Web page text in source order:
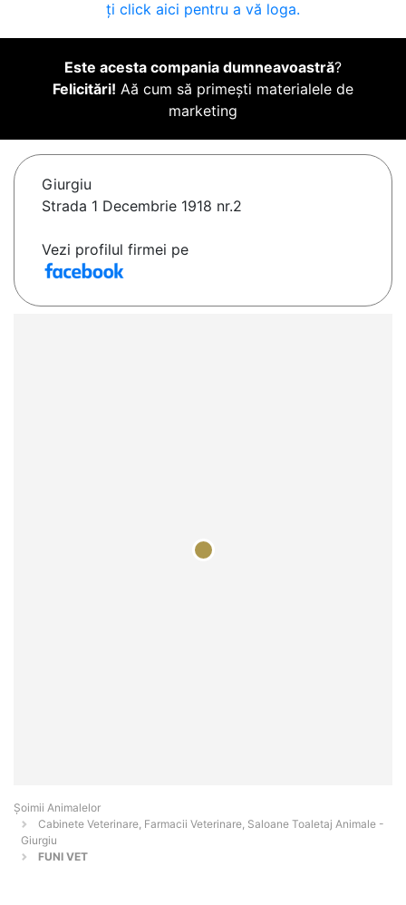
ți click aici pentru a vă loga.
Este acesta compania dumneavoastră?
Felicitări! Aă cum să primești materialele de
marketing
Giurgiu
Strada 1 Decembrie 1918 nr.2
Vezi profilul firmei pe
Şoimii Animalelor
Cabinete Veterinare, Farmacii Veterinare, Saloane Toaletaj Animale -
Giurgiu
FUNI VET